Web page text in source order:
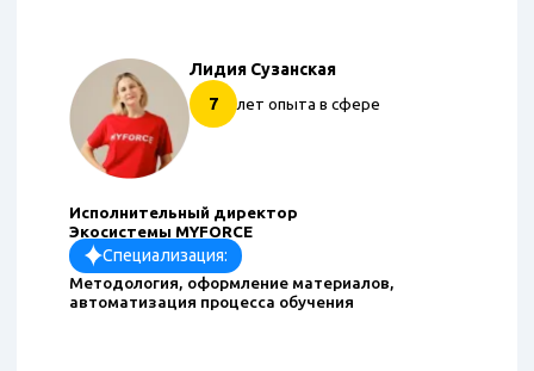
Лидия Сузанская
7
лет опыта в сфере
Исполнительный директор
Экосистемы MYFORCE
Специализация:
Методология, оформление материалов,
автоматизация процесса обучения